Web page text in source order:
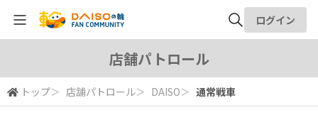
検索
ログイン
店舗パトロール
トップ＞ 店舗パトロール＞ DAISO＞ 通常戦車